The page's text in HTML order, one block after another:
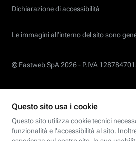
Dichiarazione di accessibilità
Le immagini all’interno del sito sono
© Fastweb SpA 2026 - P.IVA